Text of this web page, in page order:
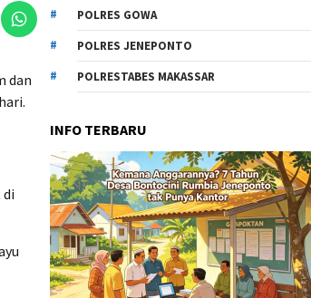
dan
POLRES GOWA
POLRES JENEPONTO
POLRESTABES MAKASSAR
INFO TERBARU